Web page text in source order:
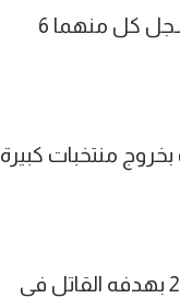
وكشف "حتى هذه اللحظة، الأبرز هما ليونيل ميسي وكيليان مبابي، بعدما سجل كل منهما 6
منتخبات كبيرة
ونجح إنييستا في تحقيق لقب كأس العالم الوحيد لمنتخب إسبانيا في عام 2010 بهدفه القاتل في